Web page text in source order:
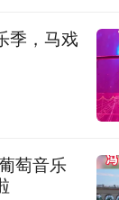
季，马戏
萄音乐